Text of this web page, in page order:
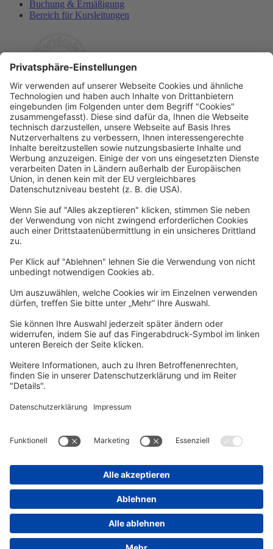
Buchung & Ermäßigung
Bereich für Kursleitungen
Rechtliches
Allgemeine Geschäftsbedingungen
Widerrufsbelehrung
Datenschutzerklärung
Barrierefreiheitserklärung
Impressum
Newsletter
Per E-Mail informieren wir Sie über interessante Angebote.
Zum Newsletter anmelden
vhs Post
Zur vhs Post anmelden
Kontrast
Kurs-Merkliste
Bitte melden Sie sich über den folgenden Button an:
Sie haben noch kein Konto?
Registrieren Sie sich jetzt
Warenkorb
Es befinden sich derzeit keine Kurse/Veranstaltungen in Ihrem